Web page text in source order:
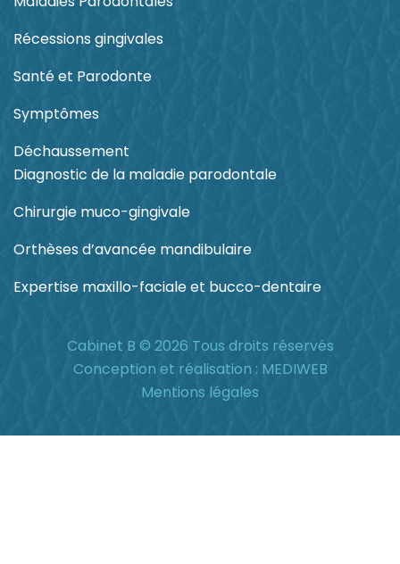
Récessions gingivales
Santé et Parodonte
Symptômes
Déchaussement
Diagnostic de la maladie parodontale
Chirurgie muco-gingivale
Orthèses d’avancée mandibulaire
Expertise maxillo-faciale et bucco-dentaire
Cabinet B © 2026 Tous droits réservés
Conception et réalisation : MEDIWEB
Mentions légales